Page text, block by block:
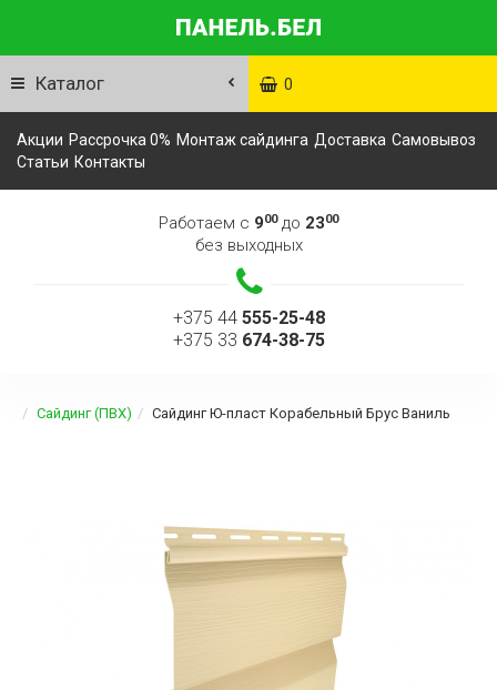
Каталог 0
Акции Рассрочка 0% Монтаж сайдинга Доставка Самовывоз
Статьи Контакты
Работаем с 900до 2300
без выходных
+375 44 555-25-48
+375 33 674-38-75
Сайдинг (ПВХ) Сайдинг Ю-пласт Корабельный Брус Ваниль